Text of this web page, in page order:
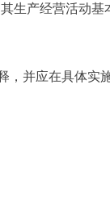
产经营活动基
并应在具体实